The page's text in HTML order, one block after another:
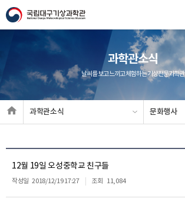
과학관소식
날씨를 보고 느끼고 체험하는 기상전문과학관
과학관소식 문화행사
12월 19일 오성중학교 친구들
작성일 2018/12/19 17:27 조회 11,084